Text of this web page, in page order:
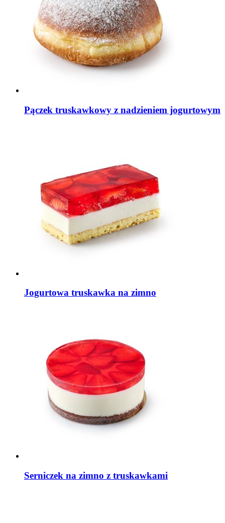
Pączek truskawkowy z nadzieniem jogurtowym
Jogurtowa truskawka na zimno
Serniczek na zimno z truskawkami